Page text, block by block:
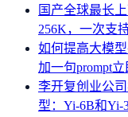
国产全球最长
256K，一次支
如何提高大模
加一句prompt
李开复创业公
型：Yi-6B和Yi-